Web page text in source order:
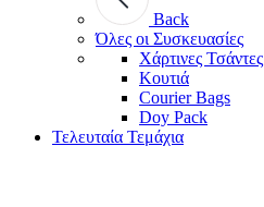
Back
Όλες οι Συσκευασίες
Χάρτινες Τσάντες
Κουτιά
Courier Bags
Doy Pack
Τελευταία Τεμάχια